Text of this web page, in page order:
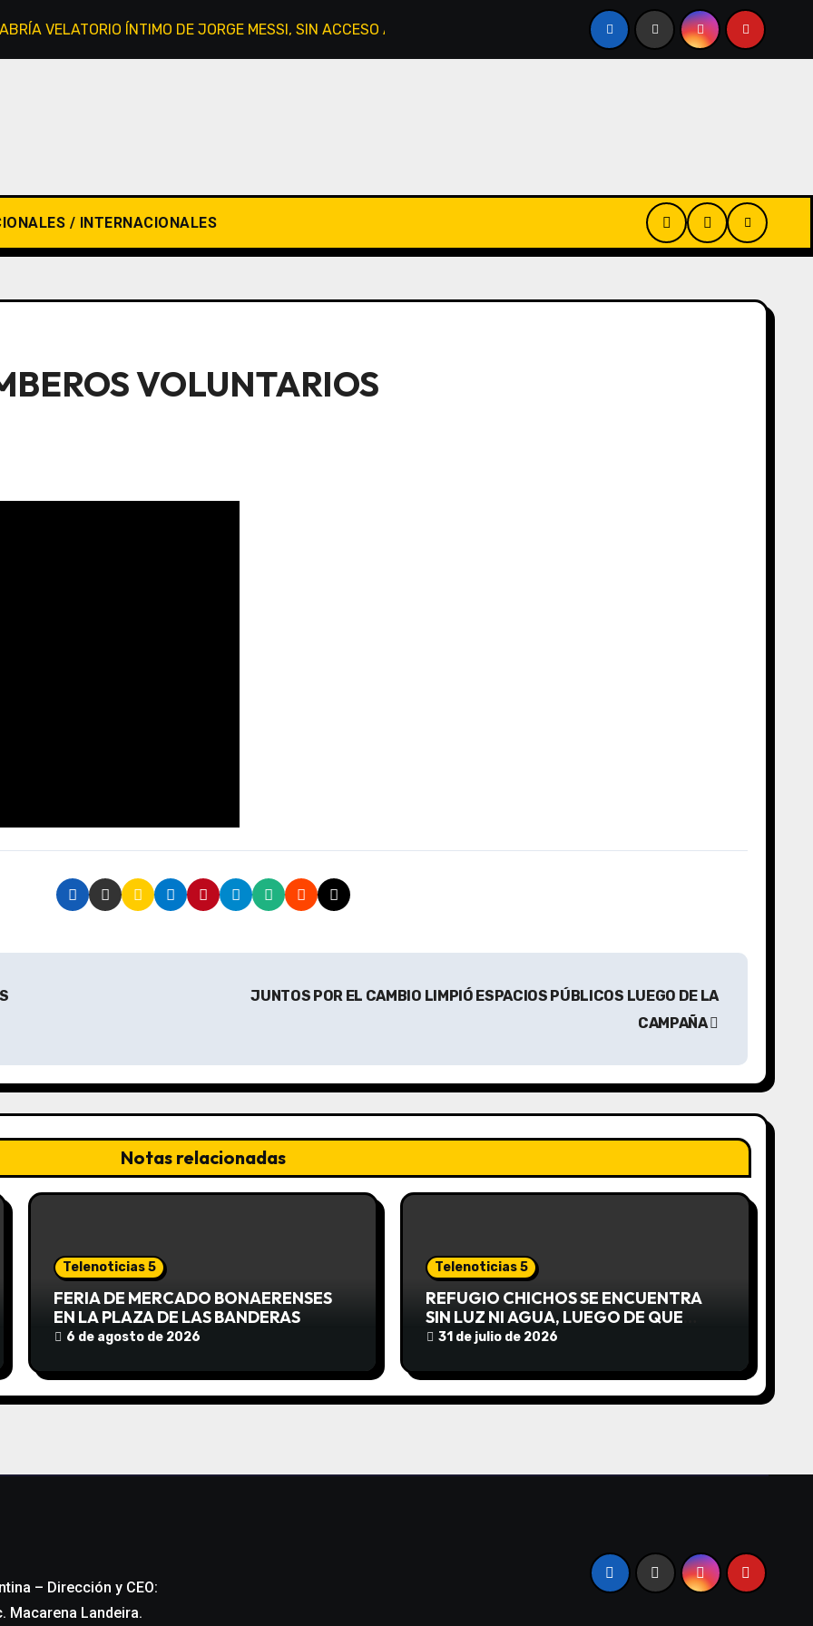
VELATORIO ÍNTIMO DE JORGE MESSI, SIN ACCESO AL PÚBLICO CERRARON 3 MIL PANADERÍAS, CAYÓ UN
/ INTERNACIONALES
VOLUNTARIOS
JUNTOS POR EL CAMBIO LIMPIÓ ESPACIOS PÚBLICOS LUEGO DE LA
CAMPAÑA
Notas relacionadas
Telenoticias 5
FERIA DE MERCADO BONAERENSES
EN LA PLAZA DE LAS BANDERAS
6 de agosto de 2026
Telenoticias 5
REFUGIO CHICHOS SE ENCUENTRA
SIN LUZ NI AGUA, LUEGO DE QUE
EDEA CORTARA EL SUMINISTRO SIN
31 de julio de 2026
– Dirección y CEO:
Macarena Landeira.